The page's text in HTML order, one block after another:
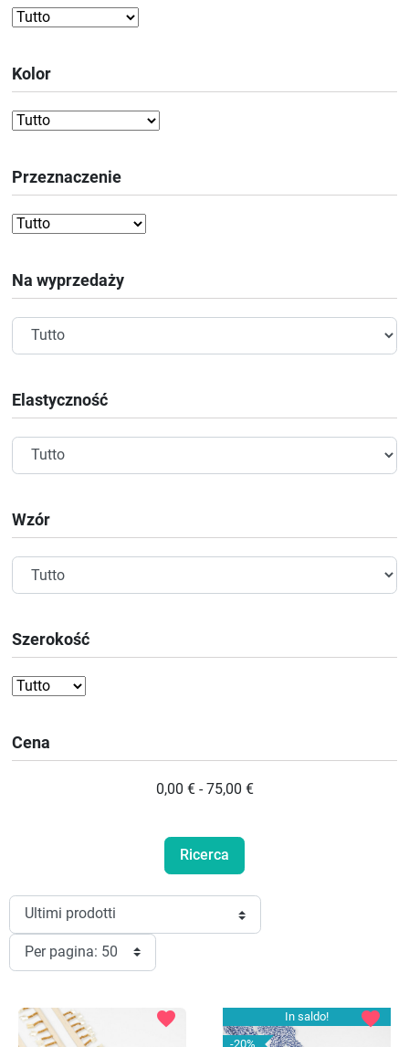
Kolor
Przeznaczenie
Na wyprzedaży
Elastyczność
Wzór
Szerokość
Cena
0,00 € - 75,00 €
favorite
In saldo!
-20%
favorite